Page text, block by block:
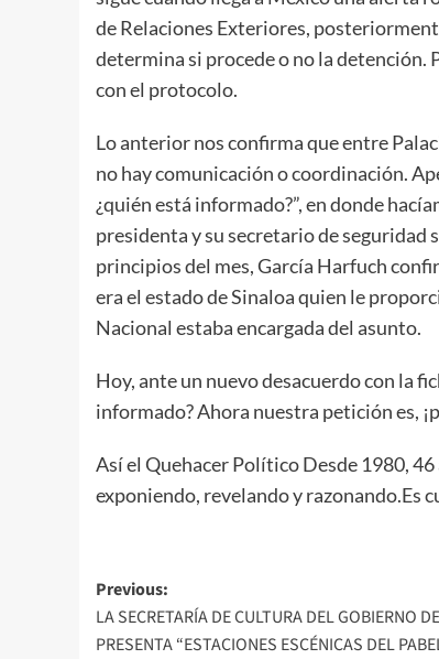
de Relaciones Exteriores,
determina si procede o no la detención.
con el protocolo.
Lo anterior nos confirma que entre
no hay comunicación o coordinación.
¿quién está informado?”, en donde
presidenta y su secretario de seguridad
principios del mes, García Harfuch
era el estado de Sinaloa quien le
Nacional estaba encargada del asunto.
Hoy, ante un nuevo desacuerdo con la
informado? Ahora nuestra petición es,
Así el Quehacer Político Desde 1980,
exponiendo, revelando y razonando.Es
Post
navigation
Previous:
LA SECRETARÍA DE CULTURA DEL GOBIERNO
PRESENTA “ESTACIONES ESCÉNICAS DEL